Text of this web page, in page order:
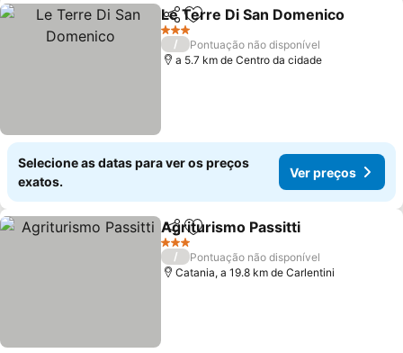
PartilharAdicionar aos favoritos
Le Terre Di San Domenico
3 Estrelas
/
Pontuação não disponível
a 5.7 km de Centro da cidade
Selecione as datas para ver os preços
exatos.
Ver preços
PartilharAdicionar aos favoritos
Agriturismo Passitti
3 Estrelas
/
Pontuação não disponível
Catania, a 19.8 km de Carlentini